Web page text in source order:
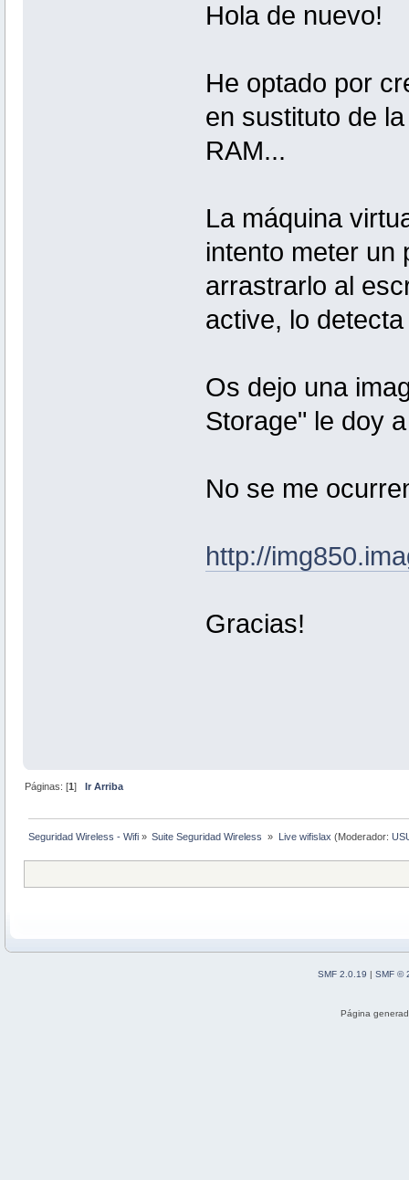
Hola de nuevo!
He optado por
en sustituto de
RAM...
La máquina
intento meter un
arrastrarlo al
active, lo
Os dejo una
Storage" le doy
No se me
http://
Gracias!
Páginas: [1] Ir Arriba
Seguridad Wireless - Wifi » Suite Seguridad Wireless » Live wifislax (Moderador:
SMF 2.0.19
SMF ©
Página